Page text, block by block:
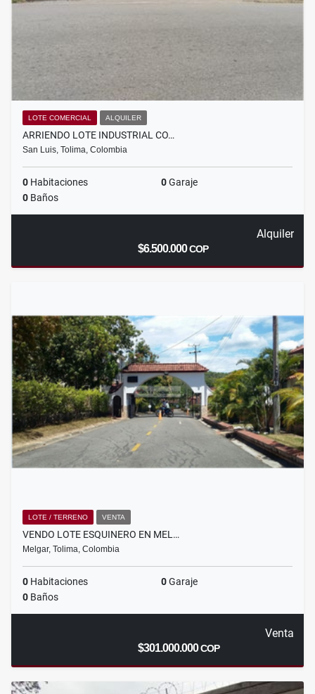
LOTE COMERCIAL ALQUILER
ARRIENDO LOTE INDUSTRIAL CO…
San Luis, Tolima, Colombia
0 Habitaciones 0Garaje
0 Baños
Alquiler
$6.500.000COP
LOTE / TERRENO VENTA
VENDO LOTE ESQUINERO EN MEL…
Melgar, Tolima, Colombia
0 Habitaciones 0Garaje
0 Baños
Venta
$301.000.000COP